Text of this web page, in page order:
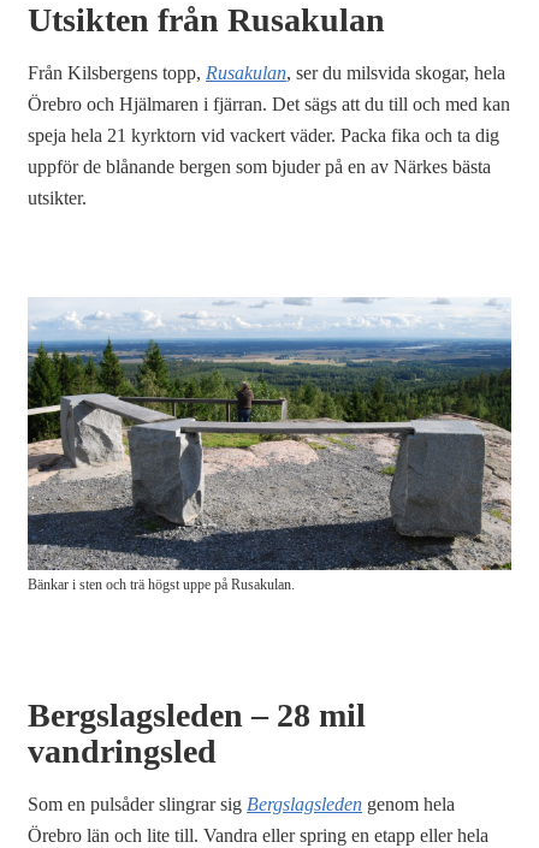
Utsikten från Rusakulan
Från Kilsbergens topp, Rusakulan, ser du milsvida skogar, hela
Örebro och Hjälmaren i fjärran. Det sägs att du till och med kan
speja hela 21 kyrktorn vid vackert väder. Packa fika och ta dig
uppför de blånande bergen som bjuder på en av Närkes bästa
utsikter.
Bänkar i sten och trä högst uppe på Rusakulan.
Bergslagsleden – 28 mil
vandringsled
Som en pulsåder slingrar sig Bergslagsleden genom hela
Örebro län och lite till. Vandra eller spring en etapp eller hela